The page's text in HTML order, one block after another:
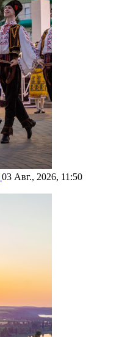
03 Авг., 2026, 11:50